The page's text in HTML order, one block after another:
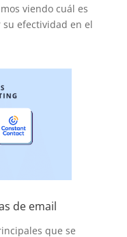
viendo cuál es
efectividad en el
de email
que se